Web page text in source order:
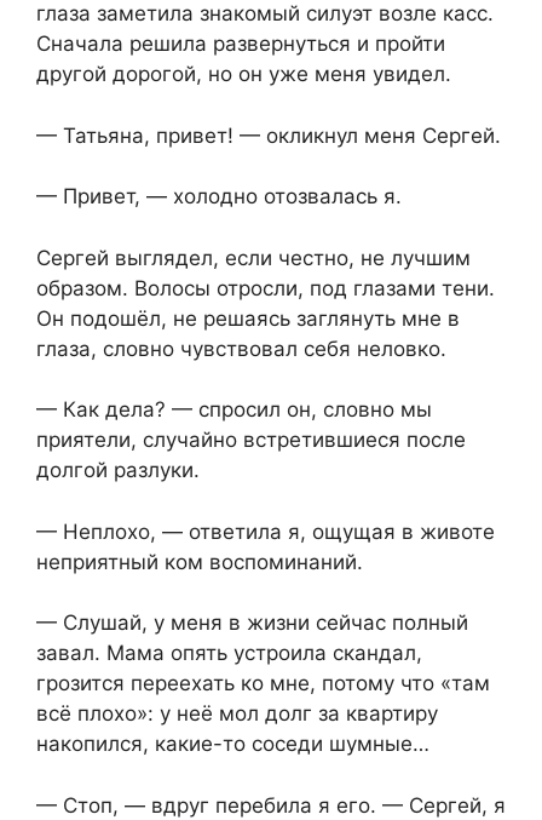
глаза заметила знакомый силуэт возле касс.
Сначала решила развернуться и пройти
другой дорогой, но он уже меня увидел.
— Татьяна, привет! — окликнул меня Сергей.
— Привет, — холодно отозвалась я.
Сергей выглядел, если честно, не лучшим
образом. Волосы отросли, под глазами тени.
Он подошёл, не решаясь заглянуть мне в
глаза, словно чувствовал себя неловко.
— Как дела? — спросил он, словно мы
приятели, случайно встретившиеся после
долгой разлуки.
— Неплохо, — ответила я, ощущая в животе
неприятный ком воспоминаний.
— Слушай, у меня в жизни сейчас полный
завал. Мама опять устроила скандал,
грозится переехать ко мне, потому что «там
всё плохо»: у неё мол долг за квартиру
накопился, какие-то соседи шумные…
— Стоп, — вдруг перебила я его. — Сергей, я